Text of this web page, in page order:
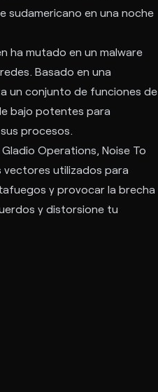
en una noche
ha mutado en un malware
Basado en una
un conjunto de funciones de
bajo potentes para
procesos.
Operations, Noise To
vectores utilizados para
y provocar la brecha
y distorsione tu